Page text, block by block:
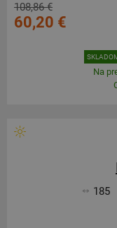
108,86 €
60,20 €
Na
185